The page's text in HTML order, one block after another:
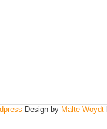
-Design by Malte Woydt